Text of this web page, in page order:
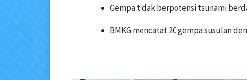
Gempa tidak berpotensi tsunami
BMKG mencatat 20 gempa susulan